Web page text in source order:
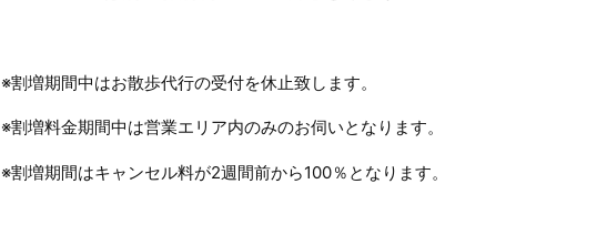
※割増期間中はお散歩代行の受付を休止致します。
※割増料金期間中は営業エリア内のみのお伺いとなります。
※割増期間はキャンセル料が2週間前から100％となります。